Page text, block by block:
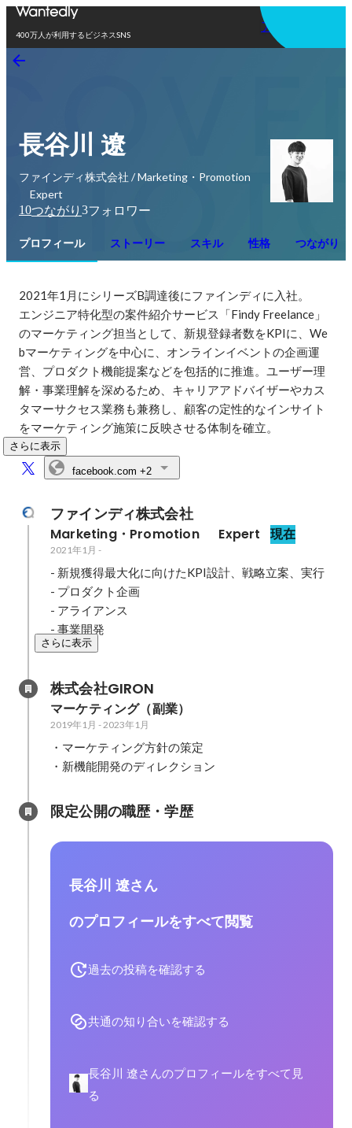
400万人が利用するビジネスSNS
アプリを使う
長谷川 遼
ファインディ株式会社 / Marketing・Promotion
Expert
10つながり 3フォロワー
プロフィール ストーリー スキル 性格 つながり
2021年1月にシリーズB調達後にファインディに入社。
エンジニア特化型の案件紹介サービス「Findy Freelance」
のマーケティング担当として、新規登録者数をKPIに、We
bマーケティングを中心に、オンラインイベントの企画運
営、プロダクト機能提案などを包括的に推進。ユーザー理
解・事業理解を深めるため、キャリアアドバイザーやカス
タマーサクセス業務も兼務し、顧客の定性的なインサイト
をマーケティング施策に反映させる体制を確立。
さらに表示
facebook.com +2
ファインディ株式会社
Marketing・Promotion  　Expert 現在
2021年1月 -
- 新規獲得最大化に向けたKPI設計、戦略立案、実行
- プロダクト企画
- アライアンス
- 事業開発
さらに表示
株式会社GIRON
マーケティング（副業）
2019年1月 -2023年1月
・マーケティング方針の策定
・新機能開発のディレクション
限定公開の職歴・学歴
長谷川 遼さん
のプロフィールをすべて閲覧
過去の投稿を確認する
共通の知り合いを確認する
長谷川 遼さんのプロフィールをすべて見
る